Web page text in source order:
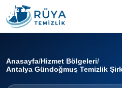
Anasayfa/Hizmet Bölgeleri/
Antalya Gündoğmuş Temizlik